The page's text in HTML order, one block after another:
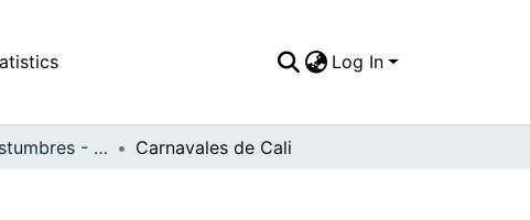
Log In
APFFVC - Costumbres - Patrimonial Carnavales de Cali